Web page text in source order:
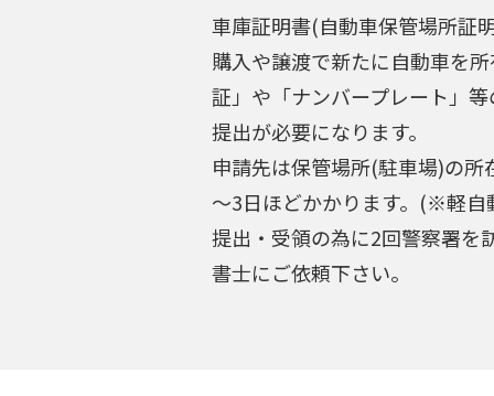
車庫証明書(自動車保管場所証
購入や譲渡で新たに自動車を
証」や「ナンバープレート」
提出が必要になります。
申請先は保管場所(駐車場)の
～3日ほどかかります。(※軽自
提出・受領の為に2回警察署を
書士にご依頼下さい。